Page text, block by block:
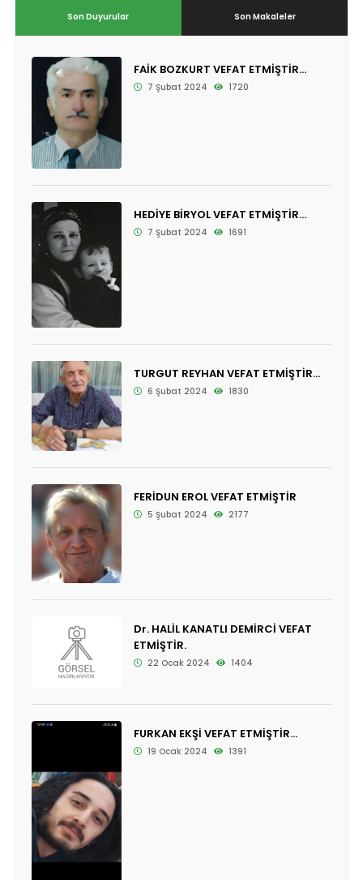
Son Duyurular Son Makaleler
FAİK BOZKURT VEFAT ETMİŞTİR...
7 Şubat 2024 1720
HEDİYE BİRYOL VEFAT ETMİŞTİR...
7 Şubat 2024 1691
TURGUT REYHAN VEFAT ETMİŞTİR...
6 Şubat 2024 1830
FERİDUN EROL VEFAT ETMİŞTİR
5 Şubat 2024 2177
Dr. HALİL KANATLI DEMİRCİ VEFAT
ETMİŞTİR.
22 Ocak 2024 1404
FURKAN EKŞİ VEFAT ETMİŞTİR...
19 Ocak 2024 1391